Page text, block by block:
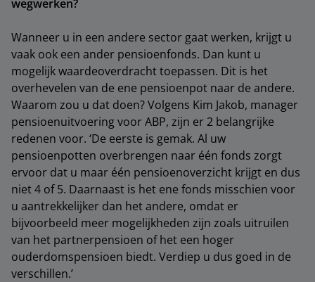
wegwerken?
Wanneer u in een andere sector gaat werken, krijgt u
vaak ook een ander pensioenfonds. Dan kunt u
mogelijk waardeoverdracht toepassen. Dit is het
overhevelen van de ene pensioenpot naar de andere.
Waarom zou u dat doen? Volgens Kim Jakob, manager
pensioenuitvoering voor ABP, zijn er 2 belangrijke
redenen voor. ‘De eerste is gemak. Al uw
pensioenpotten overbrengen naar één fonds zorgt
ervoor dat u maar één pensioenoverzicht krijgt en dus
niet 4 of 5. Daarnaast is het ene fonds misschien voor
u aantrekkelijker dan het andere, omdat er
bijvoorbeeld meer mogelijkheden zijn zoals uitruilen
van het partnerpensioen of het een hoger
ouderdomspensioen biedt. Verdiep u dus goed in de
verschillen.’